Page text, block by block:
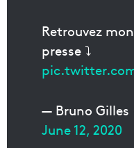
Retrouvez
presse ⤵️
— Bruno Gilles
June 12, 2020